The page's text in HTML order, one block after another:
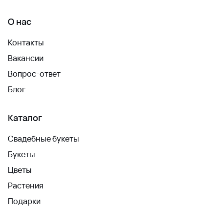
О нас
Контакты
Вакансии
Вопрос-ответ
Блог
Каталог
Свадебные букеты
Букеты
Цветы
Растения
Подарки